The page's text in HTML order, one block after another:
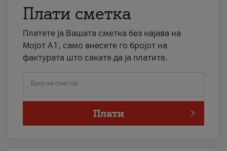
Плати сметка
Платете ја Вашата сметка без најава на
Мојот А1, само внесете го бројот на
фактурата што сакате да ја платите.
Број на сметка
Плати